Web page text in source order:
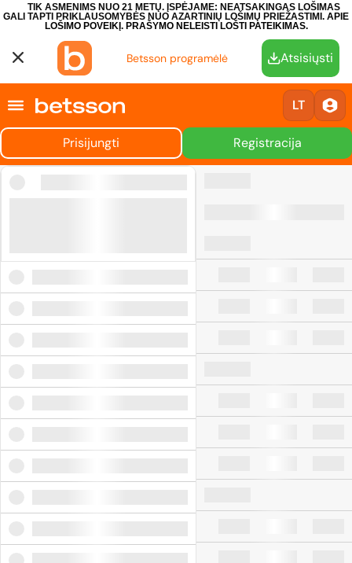
TIK ASMENIMS NUO 21 METŲ. ĮSPĖJAME: NEATSAKINGAS LOŠIMAS
GALI TAPTI PRIKLAUSOMYBĖS NUO AZARTINIŲ LOŠIMŲ PRIEŽASTIMI. APIE
LOŠIMO POVEIKĮ. PRAŠYMO NELEISTI LOŠTI PATEIKIMAS.
Betsson programėlė Atsisiųsti
LT
Prisijungti Registracija